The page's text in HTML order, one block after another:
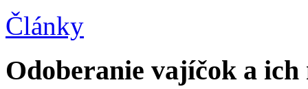
Články
Odoberanie vajíčok a